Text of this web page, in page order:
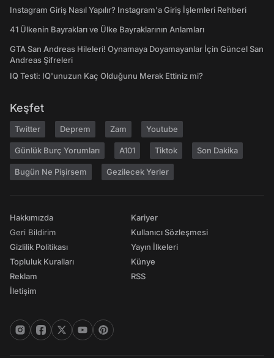
Instagram Giriş Nasıl Yapılır? Instagram'a Giriş İşlemleri Rehberi
41 Ülkenin Bayrakları ve Ülke Bayraklarının Anlamları
GTA San Andreas Hileleri! Oynamaya Doyamayanlar İçin Güncel San
Andreas Şifreleri
IQ Testi: IQ'unuzun Kaç Olduğunu Merak Ettiniz mi?
Keşfet
Twitter Deprem Zam Youtube
Günlük Burç Yorumları A101 Tiktok Son Dakika
Bugün Ne Pişirsem Gezilecek Yerler
Hakkımızda
Geri Bildirim
Gizlilik Politikası
Topluluk Kuralları
Reklam
İletişim
Kariyer
Kullanıcı Sözleşmesi
Yayın İlkeleri
Künye
RSS